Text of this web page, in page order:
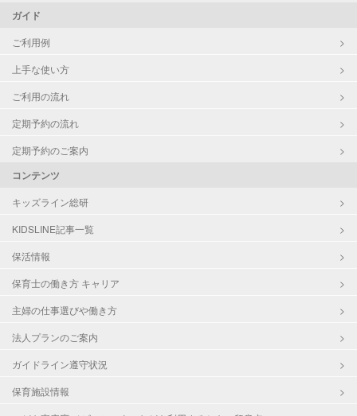
ガイド
ご利用例
上手な使い方
ご利用の流れ
定期予約の流れ
定期予約のご案内
コンテンツ
キッズライン総研
KIDSLINE記事一覧
保活情報
保育士の働き方 キャリア
主婦の仕事選びや働き方
法人プランのご案内
ガイドライン遵守状況
保育施設情報